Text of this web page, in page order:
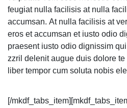
feugiat nulla facilisis at nulla
accumsan. At nulla facilisis at
eros et accumsan et iusto odio
praesent iusto odio dignissim
zzril delenit augue duis dolore
liber tempor cum soluta nobis
[/